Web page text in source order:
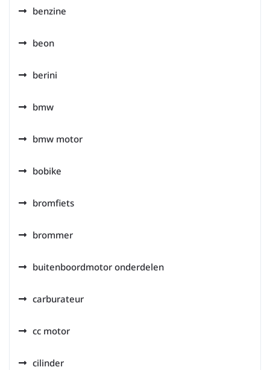
benzine
beon
berini
bmw
bmw motor
bobike
bromfiets
brommer
buitenboordmotor onderdelen
carburateur
cc motor
cilinder